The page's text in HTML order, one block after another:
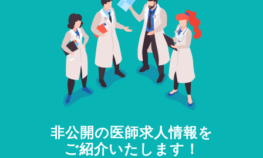
非公開の医師求人情報を
ご紹介いたします！